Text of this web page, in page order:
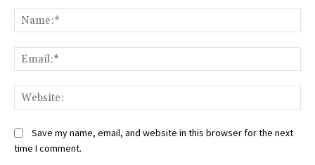
Save my name, email, and website in this browser for the next
time I comment.